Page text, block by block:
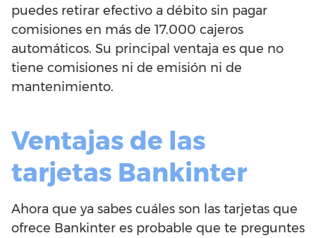
puedes retirar efectivo a débito sin pagar
comisiones en más de 17.000 cajeros
automáticos. Su principal ventaja es que no
tiene comisiones ni de emisión ni de
mantenimiento.
Ventajas de las
tarjetas Bankinter
Ahora que ya sabes cuáles son las tarjetas que
ofrece Bankinter es probable que te preguntes